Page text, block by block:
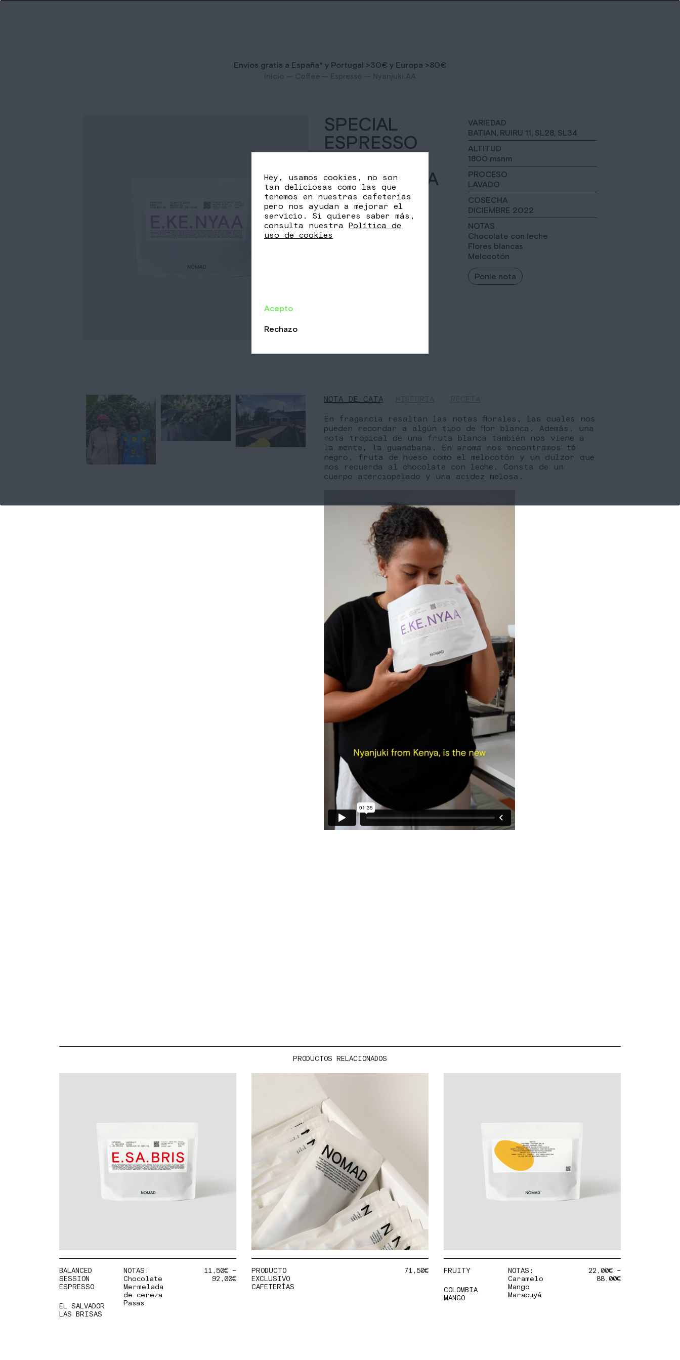
Envíos gratis a España* y Portugal >30€ y Europa >80€
SPECIAL
ESPRESSO
NYANJUKI AA
16,00€–
64,00€
VARIEDAD
BATIAN, RUIRU 11, SL28, SL34
ALTITUD
1800 msnm
PROCESO
LAVADO
COSECHA
DICIEMBRE 2022
NOTAS
Chocolate con leche
Flores blancas
Melocotón
Ponle nota
NOTA DE CATA
En fragancia resaltan las notas florales, las cuales nos
pueden recordar a algún tipo de flor blanca. Además, una
nota tropical de una fruta blanca también nos viene a
la mente, la guanábana. En aroma nos encontramos té
negro, fruta de hueso como el melocotón y un dulzor que
nos recuerda al chocolate con leche. Consta de un
cuerpo aterciopelado y una acidez melosa.
PRODUCTOS RELACIONADOS
BALANCED
SESSION
ESPRESSO
EL SALVADOR
LAS BRISAS
NOTAS:
Chocolate
Mermelada
de cereza
Pasas
11,50€–
92,00€
PRODUCTO
EXCLUSIVO
CAFETERÍAS
71,50€ FRUITY
COLOMBIA
MANGO
NOTAS:
Caramelo
Mango
Maracuyá
22,00€–
88,00€
Hey, usamos cookies, no son
tan deliciosas como las que
tenemos en nuestras cafeterías
pero nos ayudan a mejorar el
servicio. Si quieres saber más,
consulta nuestra Política de
uso de cookies
Acepto
Rechazo